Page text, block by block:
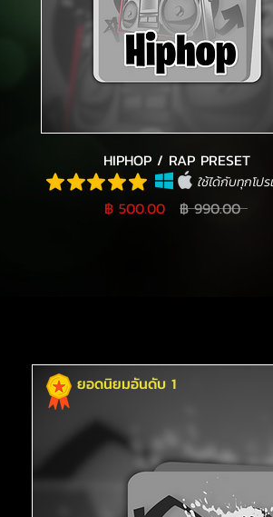
HIPHOP / RAP PRESET
ใช้ได้กับทุกโป
฿ 500.00 ฿ 990.00
ยอดนิยมอันดับ 1